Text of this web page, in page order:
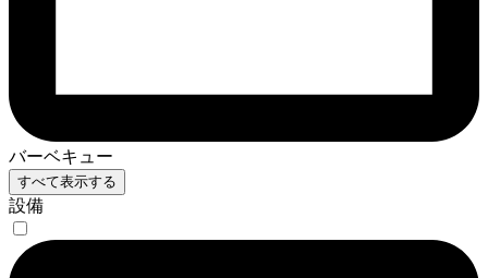
バーベキュー
すべて表示する
設備